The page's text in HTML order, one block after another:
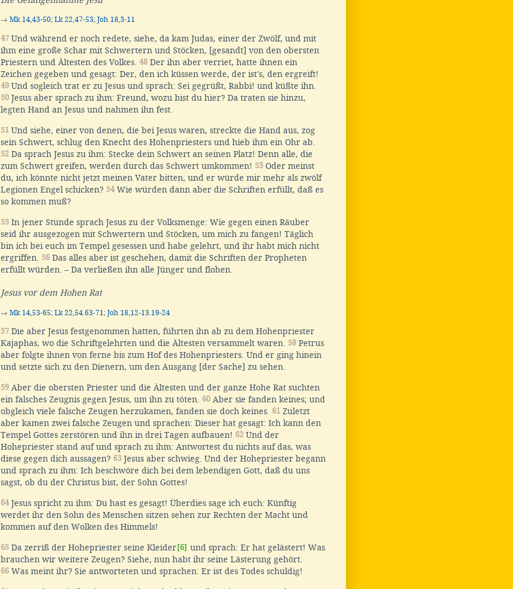
→ Mk 14,43-50; Lk 22,47-53; Joh 18,3-11
47 Und während er noch redete, siehe, da kam Judas, einer der Zwölf, und mit
ihm eine große Schar mit Schwertern und Stöcken, [gesandt] von den obersten
Priestern und Ältesten des Volkes. 48 Der ihn aber verriet, hatte ihnen ein
Zeichen gegeben und gesagt: Der, den ich küssen werde, der ist's, den ergreift!
49 Und sogleich trat er zu Jesus und sprach: Sei gegrüßt, Rabbi! und küßte ihn.
50 Jesus aber sprach zu ihm: Freund, wozu bist du hier? Da traten sie hinzu,
legten Hand an Jesus und nahmen ihn fest.
51 Und siehe, einer von denen, die bei Jesus waren, streckte die Hand aus, zog
sein Schwert, schlug den Knecht des Hohenpriesters und hieb ihm ein Ohr ab.
52 Da sprach Jesus zu ihm: Stecke dein Schwert an seinen Platz! Denn alle, die
zum Schwert greifen, werden durch das Schwert umkommen! 53 Oder meinst
du, ich könnte nicht jetzt meinen Vater bitten, und er würde mir mehr als zwölf
Legionen Engel schicken? 54Wie würden dann aber die Schriften erfüllt, daß es
so kommen muß?
55 In jener Stunde sprach Jesus zu der Volksmenge: Wie gegen einen Räuber
seid ihr ausgezogen mit Schwertern und Stöcken, um mich zu fangen! Täglich
bin ich bei euch im Tempel gesessen und habe gelehrt, und ihr habt mich nicht
ergriffen. 56 Das alles aber ist geschehen, damit die Schriften der Propheten
erfüllt würden. – Da verließen ihn alle Jünger und flohen.
Jesus vor dem Hohen Rat
→ Mk 14,53-65; Lk 22,54.63-71; Joh 18,12-13.19-24
57 Die aber Jesus festgenommen hatten, führten ihn ab zu dem Hohenpriester
Kajaphas, wo die Schriftgelehrten und die Ältesten versammelt waren. 58 Petrus
aber folgte ihnen von ferne bis zum Hof des Hohenpriesters. Und er ging hinein
und setzte sich zu den Dienern, um den Ausgang [der Sache] zu sehen.
59 Aber die obersten Priester und die Ältesten und der ganze Hohe Rat suchten
ein falsches Zeugnis gegen Jesus, um ihn zu töten. 60 Aber sie fanden keines; und
obgleich viele falsche Zeugen herzukamen, fanden sie doch keines. 61 Zuletzt
aber kamen zwei falsche Zeugen und sprachen: Dieser hat gesagt: Ich kann den
Tempel Gottes zerstören und ihn in drei Tagen aufbauen! 62 Und der
Hohepriester stand auf und sprach zu ihm: Antwortest du nichts auf das, was
diese gegen dich aussagen? 63 Jesus aber schwieg. Und der Hohepriester begann
und sprach zu ihm: Ich beschwöre dich bei dem lebendigen Gott, daß du uns
sagst, ob du der Christus bist, der Sohn Gottes!
64Jesus spricht zu ihm: Du hast es gesagt! Überdies sage ich euch: Künftig
werdet ihr den Sohn des Menschen sitzen sehen zur Rechten der Macht und
kommen auf den Wolken des Himmels!
65 Da zerriß der Hohepriester seine Kleider [6] und sprach: Er hat gelästert! Was
brauchen wir weitere Zeugen? Siehe, nun habt ihr seine Lästerung gehört.
66 Was meint ihr? Sie antworteten und sprachen: Er ist des Todes schuldig!